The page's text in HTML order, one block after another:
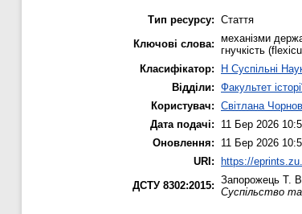
Тип ресурсу: Стаття
Ключові слова: механізми
гнучкість
Класифікатор:
H Суспільні
Відділи: Факультет
Користувач: Світлана
Дата подачі:
11 Бер 2026
Оновлення:
11 Бер 2026
URI: https://
ДСТУ 8302:2015: Запорожець Т. В.
Суспільство та